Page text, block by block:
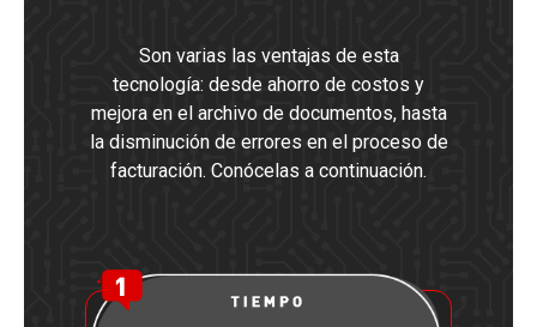
Son varias las ventajas de esta
tecnología: desde ahorro de costos y
mejora en el archivo de documentos, hasta
la disminución de errores en el proceso de
facturación. Conócelas a continuación.